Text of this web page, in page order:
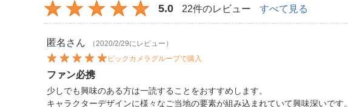
5.0 22件のレビュー すべて見る
匿名 さん
（2020/2/29にレビュー）
ビックカメラグループで購入
ファン必携
少しでも興味のある方は一読することをおすすめします。
キャラクターデザインに様々なご当地の要素が組み込まれていて興味深いです。